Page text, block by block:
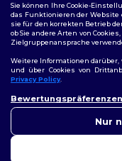
Sie können Ihre Cookie-
das Funktionieren der Website
sie für den korrekten Betrieb
ob Sie andere Arten von
Zielgruppenansprache
Weitere Informationen darüber,
und über Cookies von
Privacy Policy.
Bewertungspräferenzen
Nur